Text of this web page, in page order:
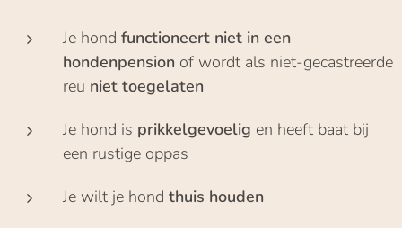
Je hond functioneert niet in een
hondenpension of wordt als niet-gecastreerde
reu niet toegelaten
Je hond is prikkelgevoelig en heeft baat bij
een rustige oppas
Je wilt je hond thuis houden